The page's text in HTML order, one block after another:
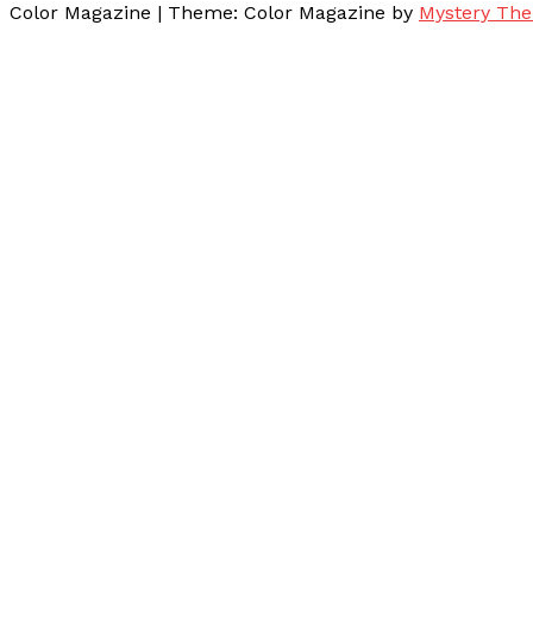
Color Magazine | Theme: Color Magazine by Mystery